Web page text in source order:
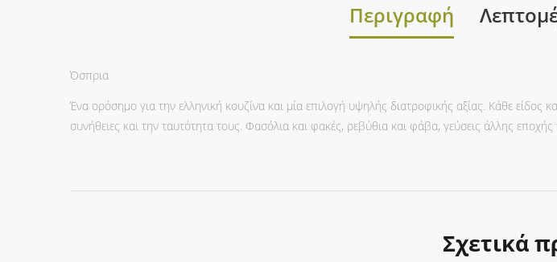
Περιγραφή
Όσπρια
Ένα ορόσημο για την ελληνική κουζίνα και μία επιλογή υψηλής διατροφικής αξίας. Κάθε είδος
συνήθειες και την ταυτότητα τους. Φασόλια και φακές, ρεβύθια και φάβα, γεύσεις άλλης
Σχετικά